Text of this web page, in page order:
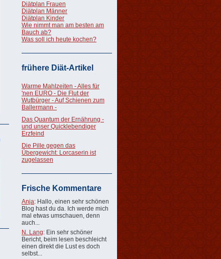
Diätplan Frauen
Diätplan Männer
Diätplan Kinder
Wie nimmt man am besten am
Bauch ab?
Was soll ich heute kochen?
frühere Diät-Artikel
Warme Mahlzeiten - Alles für
'nen EURO - Die Flut der
Wutbürger - Auf Schienen zum
Ballermann -
Das Quantum der Ernährung -
und unser Quicklebendiger
Erzfeind
Die Pille gegen das
Übergewicht: Lorcaserin ist
zugelassen
Frische Kommentare
Anja: Hallo, einen sehr schönen
Blog hast du da. Ich werde mich
mal etwas umschauen, denn
auch...
N. Lang: Ein sehr schöner
Bericht, beim lesen beschleicht
einen direkt die Lust es doch
selbst...